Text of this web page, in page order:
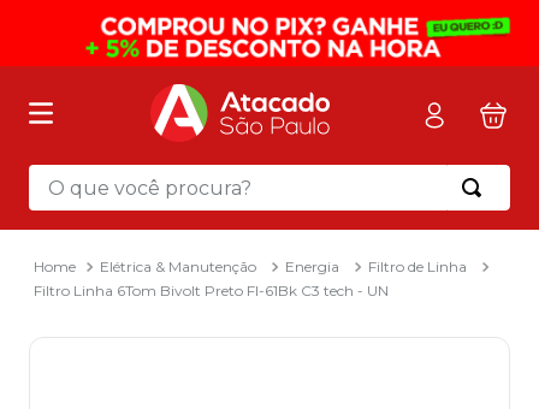
O que você procura?
Elétrica & Manutenção Energia
Filtro de Linha
Filtro Linha 6Tom Bivolt Preto Fl-61Bk C3 tech - UN
Termos mais buscados
mochila
2º sacola
3º papel toalha